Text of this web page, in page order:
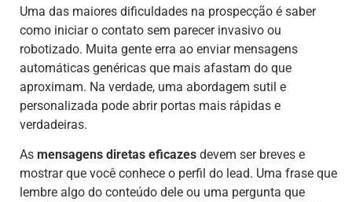
Uma das maiores dificuldades na prospecção é saber
como iniciar o contato sem parecer invasivo ou
robotizado. Muita gente erra ao enviar mensagens
automáticas genéricas que mais afastam do que
aproximam. Na verdade, uma abordagem sutil e
personalizada pode abrir portas mais rápidas e
verdadeiras.
As mensagens diretas eficazes devem ser breves e
mostrar que você conhece o perfil do lead. Uma frase que
lembre algo do conteúdo dele ou uma pergunta que